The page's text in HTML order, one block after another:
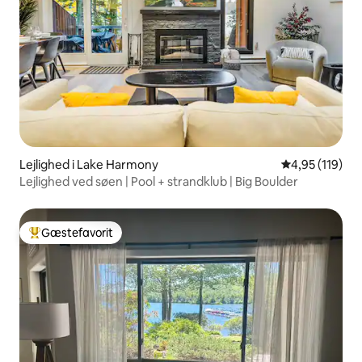
Lejlighed i Lake Harmony 4,95 ud af 5 i
4,95 (119)
Lejlighed ved søen | Pool + strandklub | Big Boulder
Bedste gæstefavorit
Gæstefavorit